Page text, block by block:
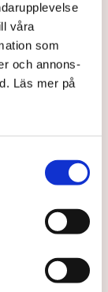
våra
som
och annons-
Läs mer på
inför
ner”